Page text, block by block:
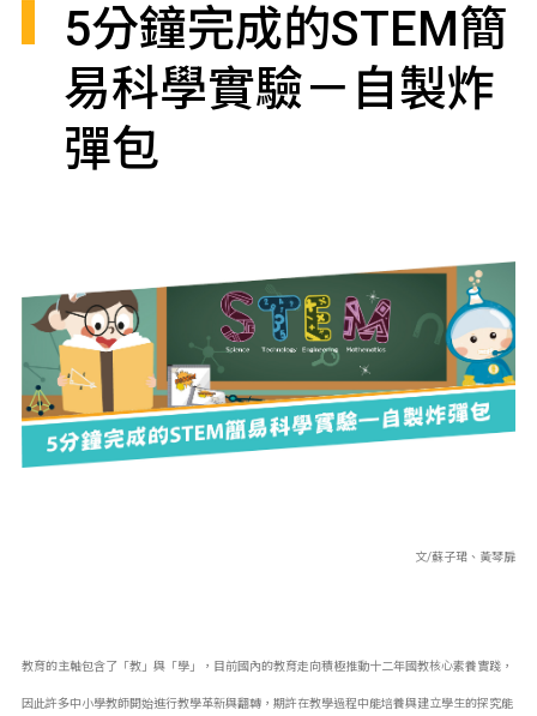
5分鐘完成的STEM簡
易科學實驗－自製炸
彈包
文/蘇子珺、黃琴扉
教育的主軸包含了「教」與「學」，目前國內的教育走向積極推動十二年國教核心素養實踐，
因此許多中小學教師開始進行教學革新與翻轉，期許在教學過程中能培養與建立學生的探究能